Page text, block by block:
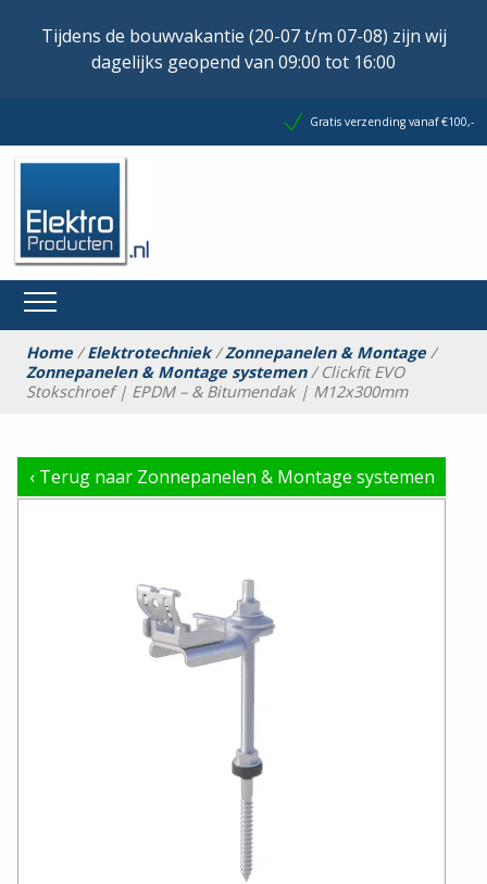
Tijdens de bouwvakantie (20-07 t/m 07-08) zijn wij
dagelijks geopend van 09:00 tot 16:00
Gratis verzending vanaf €100,-
Home/Elektrotechniek/Zonnepanelen & Montage/
Zonnepanelen & Montage systemen/ Clickfit EVO
Stokschroef | EPDM – & Bitumendak | M12x300mm
‹Terug naar Zonnepanelen & Montage systemen